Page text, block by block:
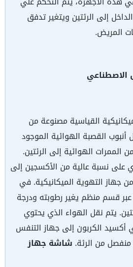
إلى الرئتين ويتغير تدفق
المريض.
الاصطناعي
القياسية مصنوعة من
أنبوب القصبة الهوائية الموجود
الممرات الهوائية إلى الرئتين.
على نسبة عالية من الأكسجين إلى
جهاز التهوية الميكانيكية. في
قسم منظم يغير رطوبته ودرجة
يتم نقل الهواء الذي يحتوي
أكسيد الكربون إلى جهاز التنفس
من الرئة. شاشة جهاز